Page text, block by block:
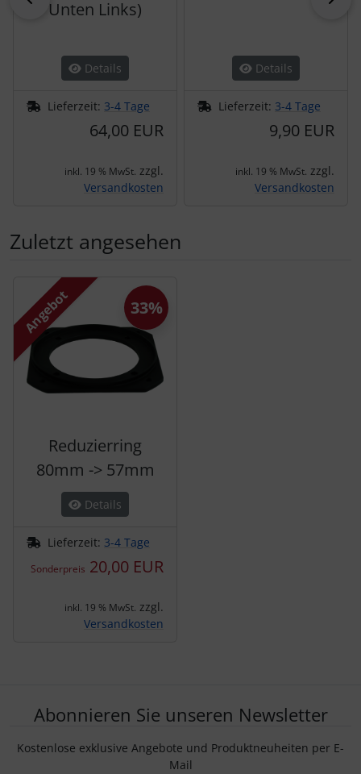
Unten Links)
Details
Lieferzeit: 3-4 Tage
64,00 EUR
inkl. 19 % MwSt. zzgl.
Versandkosten
Details
Lieferzeit: 3-4 Tage
9,90 EUR
inkl. 19 % MwSt. zzgl.
Versandkosten
Zuletzt angesehen
Es folgt ein Produktslider - navigieren Sie mit der Tab-
Angebot
Reduzierring
80mm -> 57mm
Details
Lieferzeit: 3-4 Tage
Sonderpreis 20,00 EUR
33%
inkl. 19 % MwSt. zzgl.
Versandkosten
Abonnieren Sie unseren Newsletter
Kostenlose exklusive Angebote und Produktneuheiten per E-
Mail